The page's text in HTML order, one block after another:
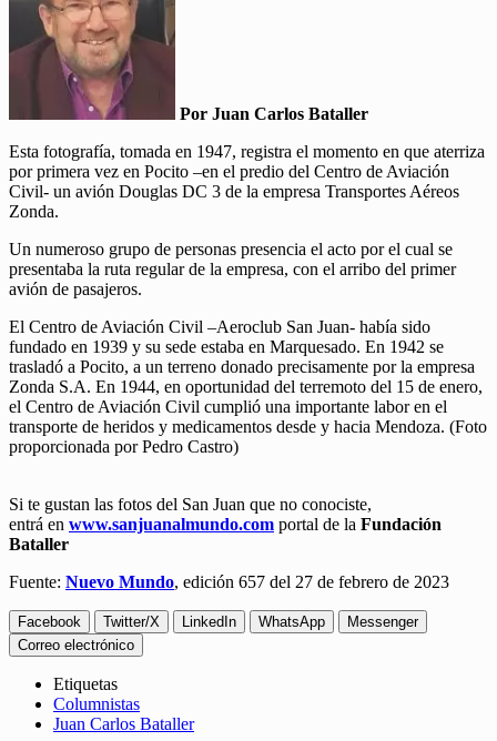
Por Juan Carlos Bataller
Esta fotografía, tomada en 1947, registra el momento en que aterriza
por primera vez en Pocito –en el predio del Centro de Aviación
Civil- un avión Douglas DC 3 de la empresa Transportes Aéreos
Zonda.
Un numeroso grupo de personas presencia el acto por el cual se
presentaba la ruta regular de la empresa, con el arribo del primer
avión de pasajeros.
El Centro de Aviación Civil –Aeroclub San Juan- había sido
fundado en 1939 y su sede estaba en Marquesado. En 1942 se
trasladó a Pocito, a un terreno donado precisamente por la empresa
Zonda S.A. En 1944, en oportunidad del terremoto del 15 de enero,
el Centro de Aviación Civil cumplió una importante labor en el
transporte de heridos y medicamentos desde y hacia Mendoza. (Foto
proporcionada por Pedro Castro)
Si te gustan las fotos del San Juan que no conociste,
entrá en www.sanjuanalmundo.com portal de la Fundación
Bataller
Fuente: Nuevo Mundo, edición 657 del 27 de febrero de 2023
Facebook Twitter/X LinkedIn WhatsApp
Messenger
Correo electrónico
Etiquetas
Columnistas
Juan Carlos Bataller